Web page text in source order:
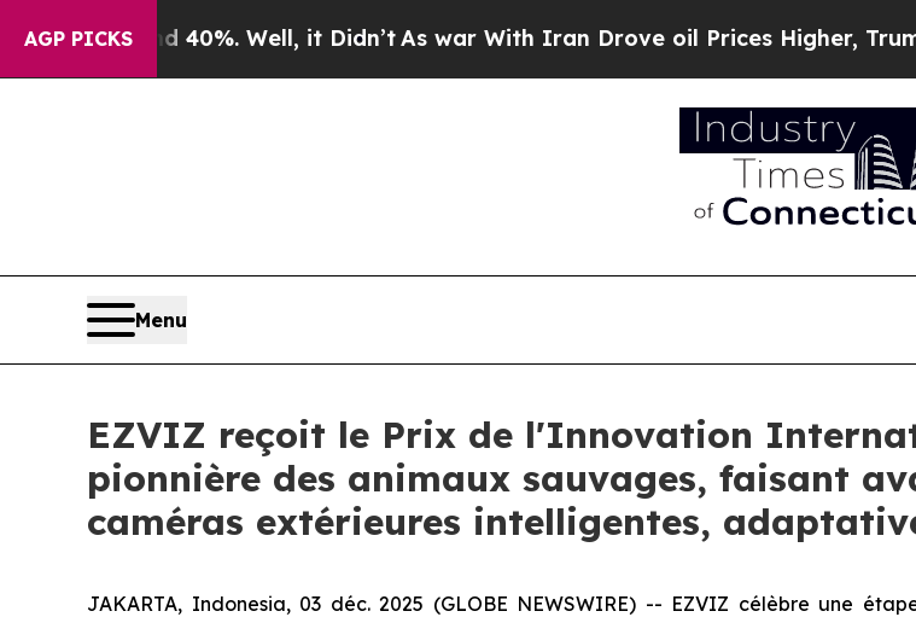
AGP PICKS
40%. Well, it Didn’tAs war With Iran Drove oil Prices Higher, Trump Gave
Menu
EZVIZ reçoit le Prix de l'Innovation
pionnière des animaux sauvages, faisant
caméras extérieures intelligentes,
JAKARTA, Indonesia, 03 déc. 2025 (GLOBE NEWSWIRE) -- EZVIZ célèbre une